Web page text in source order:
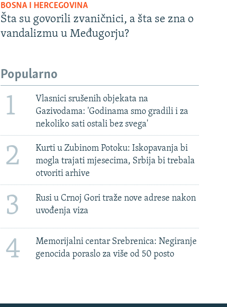
BOSNA I HERCEGOVINA
Šta su govorili zvaničnici, a šta se zna o
vandalizmu u Međugorju?
Popularno
1
Vlasnici srušenih objekata na
Gazivodama: 'Godinama smo gradili i za
nekoliko sati ostali bez svega'
2
Kurti u Zubinom Potoku: Iskopavanja bi
mogla trajati mjesecima, Srbija bi trebala
otvoriti arhive
3
Rusi u Crnoj Gori traže nove adrese nakon
uvođenja viza
4
Memorijalni centar Srebrenica: Negiranje
genocida poraslo za više od 50 posto